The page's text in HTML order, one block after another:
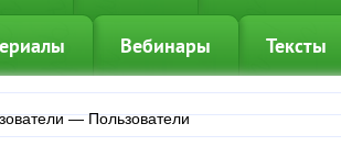
Вебинары Тексты
—Пользователи